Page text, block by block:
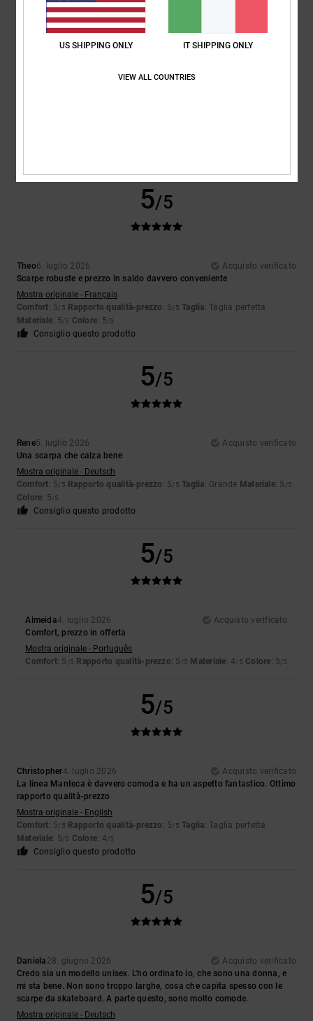
5
5/5
Theo6. luglio 2026
Acquisto verificato
Scarpe robuste e prezzo in saldo davvero conveniente
Mostra originale - Français
Comfort: 5/5 Rapporto qualità-prezzo : 5/5 Taglia: Taglia perfetta
Materiale: 5/5 Colore: 5/5
Consiglio questo prodotto
5/5
Rene5. luglio 2026
Acquisto verificato
Una scarpa che calza bene
Mostra originale - Deutsch
Comfort: 5/5 Rapporto qualità-prezzo : 5/5 Taglia: Grande Materiale: 5 /5
Colore: 5/5
Consiglio questo prodotto
5/5
Almeida4. luglio 2026
Acquisto verificato
Comfort, prezzo in offerta
Mostra originale - Português
Comfort: 5 /5 Rapporto qualità-prezzo: 5 /5 Materiale: 4/5 Colore: 5/5
5/5
Christopher4. luglio 2026
Acquisto verificato
La linea Manteca è davvero comoda e ha un aspetto fantastico. Ottimo
rapporto qualità-prezzo
Mostra originale - English
Comfort: 5/5 Rapporto qualità-prezzo : 5/5 Taglia: Taglia perfetta
Materiale: 5/5 Colore: 4/5
Consiglio questo prodotto
5/5
Daniela 28. giugno 2026
Acquisto verificato
Credo sia un modello unisex. L'ho ordinato io, che sono una donna, e
mi sta bene. Non sono troppo larghe, cosa che capita spesso con le
scarpe da skateboard. A parte questo, sono molto comode.
Mostra originale - Deutsch
US SHIPPING ONLY IT SHIPPING ONLY
VIEW ALL COUNTRIES